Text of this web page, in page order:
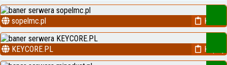
sopelmc.pl Kopiuj
KEYCORE.PL Kopiuj